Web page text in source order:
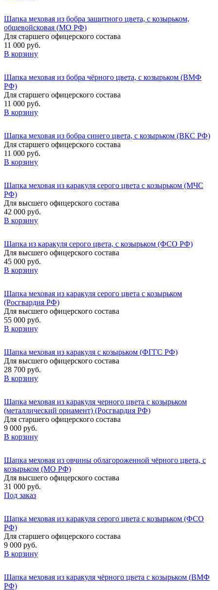
Шапка меховая из бобра защитного цвета, с козырьком,
общевойсковая (МО РФ)
Для старшего офицерского состава
11 000 руб.
В корзину
Шапка меховая из бобра чёрного цвета, с козырьком (ВМФ
РФ)
Для старшего офицерского состава
11 000 руб.
В корзину
Шапка меховая из бобра синего цвета, с козырьком (ВКС РФ)
Для старшего офицерского состава
11 000 руб.
В корзину
Шапка меховая из каракуля серого цвета с козырьком (МЧС
РФ)
Для высшего офицерского состава
42 000 руб.
В корзину
Шапка из каракуля серого цвета, с козырьком (ФСО РФ)
Для высшего офицерского состава
45 000 руб.
В корзину
Шапка меховая из каракуля серого цвета с козырьком
(Росгвардия РФ)
Для высшего офицерского состава
55 000 руб.
В корзину
Шапка меховая из каракуля с козырьком (ФГГС РФ)
Для высшего офицерского состава
28 700 руб.
В корзину
Шапка меховая из каракуля черного цвета с козырьком
(металлический орнамент) (Росгвардия РФ)
Для старшего офицерского состава
9 000 руб.
В корзину
Шапка меховая из овчины облагороженной чёрного цвета, с
козырьком (МО РФ)
Для высшего офицерского состава
31 000 руб.
Под заказ
Шапка меховая из каракуля серого цвета с козырьком (ФСО
РФ)
Для старшего офицерского состава
9 000 руб.
В корзину
Шапка меховая из каракуля чёрного цвета с козырьком (ВМФ
РФ)